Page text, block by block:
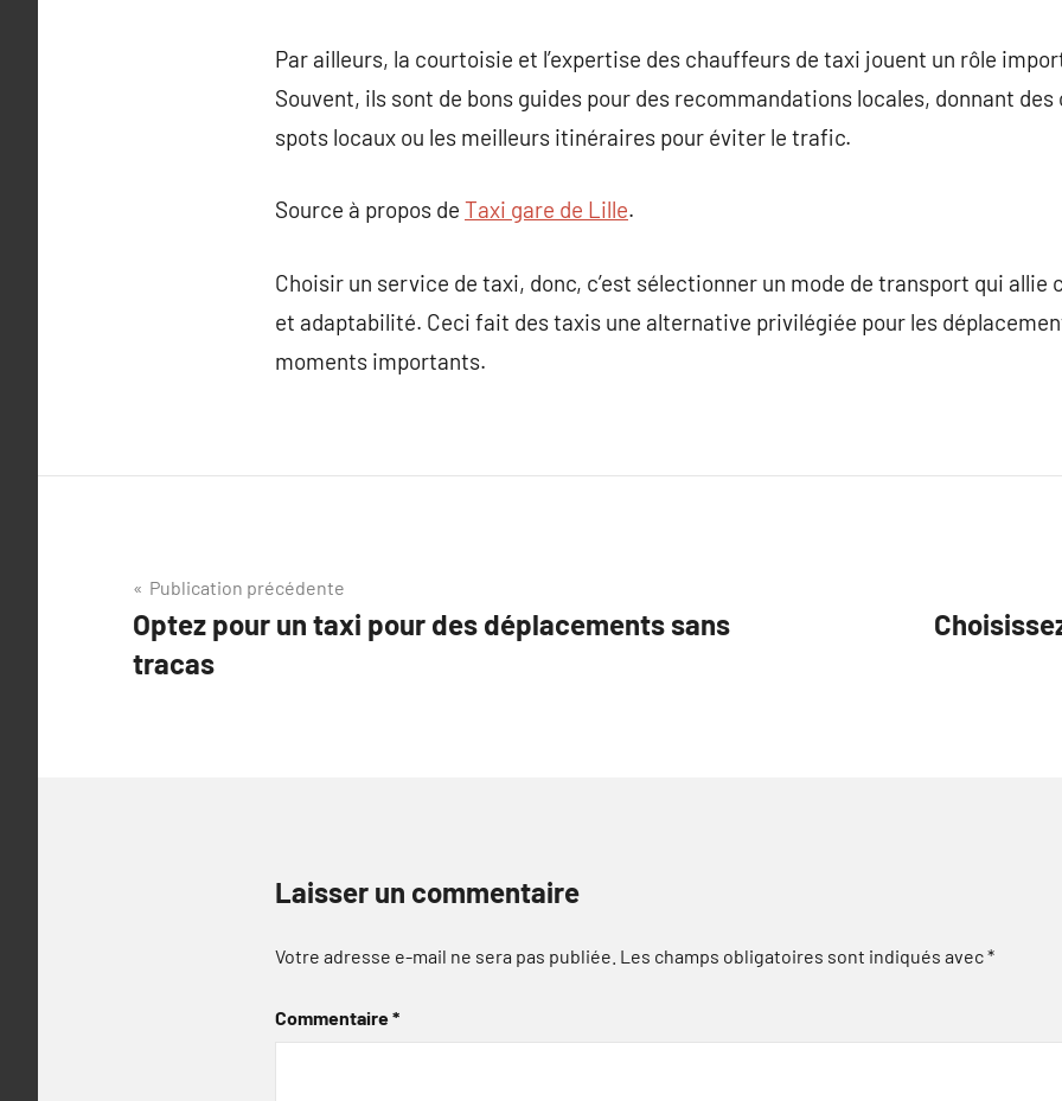
Par ailleurs, la courtoisie et l’expertise des chauffeurs de taxi jouent un rôle
Souvent, ils sont de bons guides pour des recommandations locales, donnant
spots locaux ou les meilleurs itinéraires pour éviter le trafic.
Source à propos de Taxi gare de Lille.
Choisir un service de taxi, donc, c’est sélectionner un mode de transport qui
et adaptabilité. Ceci fait des taxis une alternative privilégiée pour les
moments importants.
Navigation
de
l’article
Publication précédente
Optez pour un taxi pour des déplacements sans
tracas
Laisser un commentaire
Votre adresse e-mail ne sera pas publiée. Les champs obligatoires sont indiqués avec*
Commentaire*